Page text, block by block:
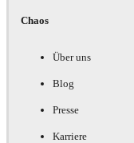
Chaos
Über uns
Blog
Presse
Karriere